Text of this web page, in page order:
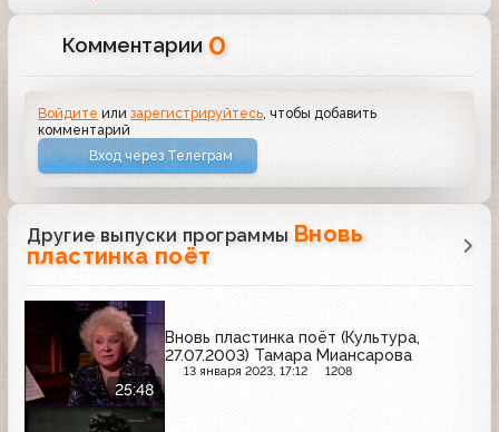
Комментарии 0
Войдите илизарегистрируйтесь , чтобы добавить
комментарий
Вход через Телеграм
Другие выпуски программы Вновь
пластинка поёт
25:48
Вновь пластинка поёт (Культура,
27.07.2003) Тамара Миансарова
13 января 2023, 17:12 1208